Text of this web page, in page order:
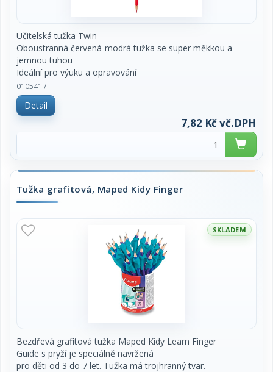
Učitelská tužka Twin
Oboustranná červená-modrá tužka se super měkkou a
jemnou tuhou
Ideální pro výuku a opravování
Vysoce kvalitní dřevo pro snadné ořezávání
Trojhranný ergonomický tvar
010541 /
Detail
7,82 Kč vč.DPH
Tužka grafitová, Maped Kidy Finger
SKLADEM
Bezdřevá grafitová tužka Maped Kidy Learn Finger
Guide s pryží je speciálně navržená
pro děti od 3 do 7 let. Tužka má trojhranný tvar.